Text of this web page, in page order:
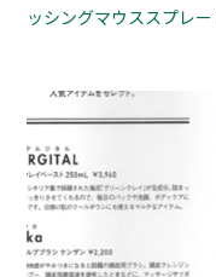
ッシングマウススプレー